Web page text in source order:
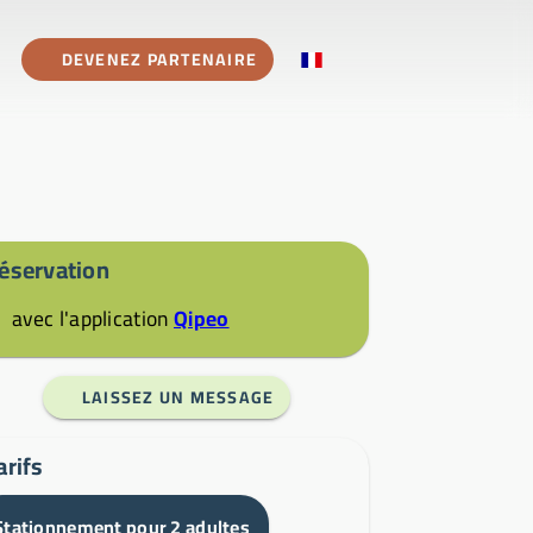
DEVENEZ PARTENAIRE
avec l'applicationQipeo
LAISSEZ UN MESSAGE